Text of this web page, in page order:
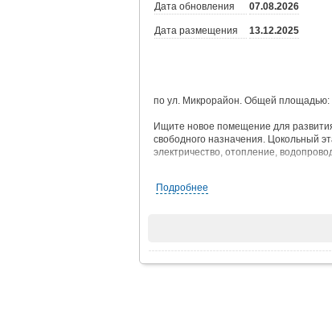
Дата обновления 07.08.2026
Дата размещения 13.12.2025
по ул. Микрорайон. Общей площадью:
Ищите новое помещение для
свободного назначения. Цокольный
электричество, отопление,
Подробнее